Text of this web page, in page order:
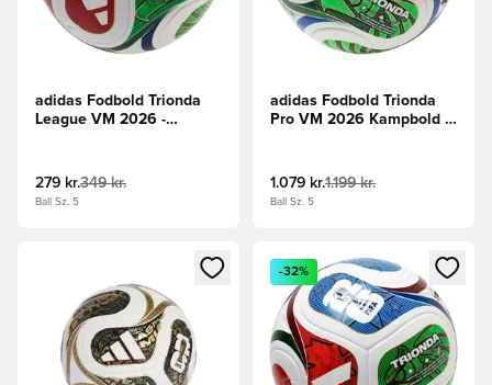
adidas Fodbold Trionda
League VM 2026 -
279 kr.349 kr.
Ball Sz. 5
adidas Fodbold Trionda
Pro VM 2026 Kampbold -
1.079 kr.1.199 kr.
Ball Sz. 5
Åbner en Modal til at logge ind eller tilmelde dig som
Åbner en Modal til at logge
-32%